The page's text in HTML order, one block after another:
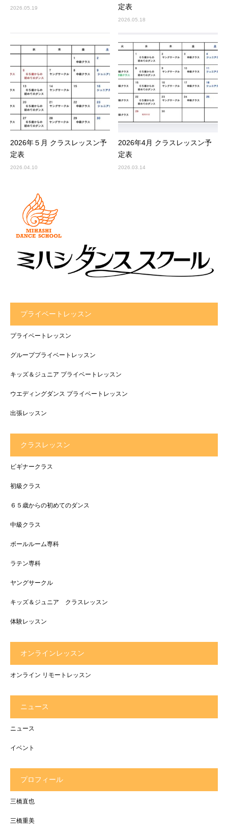
2026.05.19
定表
2026.05.18
2026年５月 クラスレッスン予
定表
2026.04.10
2026年4月 クラスレッスン予
定表
2026.03.14
プライベートレッスン
プライベートレッスン
グループプライベートレッスン
キッズ＆ジュニア プライベートレッスン
ウエディングダンス プライベートレッスン
出張レッスン
クラスレッスン
ビギナークラス
初級クラス
６５歳からの初めてのダンス
中級クラス
ボールルーム専科
ラテン専科
ヤングサークル
キッズ＆ジュニア クラスレッスン
体験レッスン
オンラインレッスン
オンライン リモートレッスン
ニュース
ニュース
イベント
プロフィール
三橋直也
三橋重美